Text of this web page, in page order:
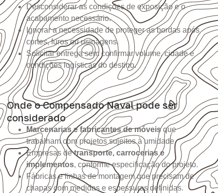
Desconsiderar as condições de exposição e o
acabamento necessário.
Ignorar a necessidade de proteger as bordas após
cortes, furos ou usinagens.
Solicitar entrega sem confirmar volume, cidade e
condições logísticas do destino.
Onde o Compensado Naval pode ser
considerado
Marcenarias e fabricantes de móveisque
trabalham com projetos sujeitos à umidade.
Empresas detransporte, carrocerias e
implementos, conforme especificação do projeto.
Fábricas e linhas de montagem que precisam de
chapas com medidas e espessuras definidas.